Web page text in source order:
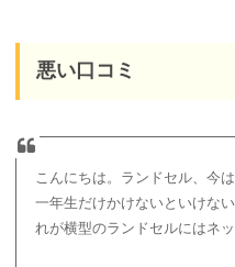
悪い口コミ
こんにちは。ランドセル、今
一年生だけかけないといけな
れが横型のランドセルにはネッ